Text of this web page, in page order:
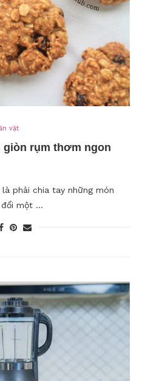
vặt
giòn rụm thơm ngon
phải chia tay những món
đổi một …